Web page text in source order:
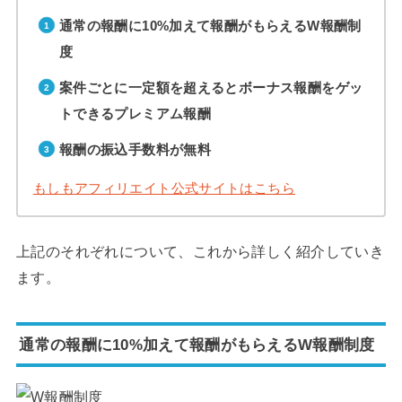
通常の報酬に10%加えて報酬がもらえるW報酬制
度
案件ごとに一定額を超えるとボーナス報酬をゲッ
トできるプレミアム報酬
報酬の振込手数料が無料
もしもアフィリエイト公式サイトはこちら
上記のそれぞれについて、これから詳しく紹介していき
ます。
通常の報酬に10%加えて報酬がもらえるW報酬制度